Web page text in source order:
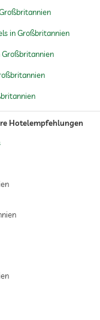
in Großbritannien
Großbritannien
Hotelempfehlungen